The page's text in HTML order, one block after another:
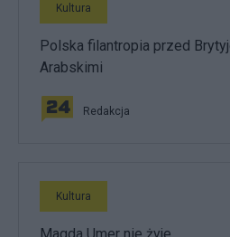
Kultura
Polska filantropia przed
Arabskimi
Redakcja
Kultura
Magda Umer nie żyje